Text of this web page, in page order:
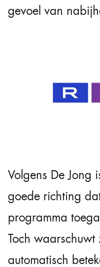
gevoel van
Volgens De Jong
goede richting
programma
Toch
automatisch